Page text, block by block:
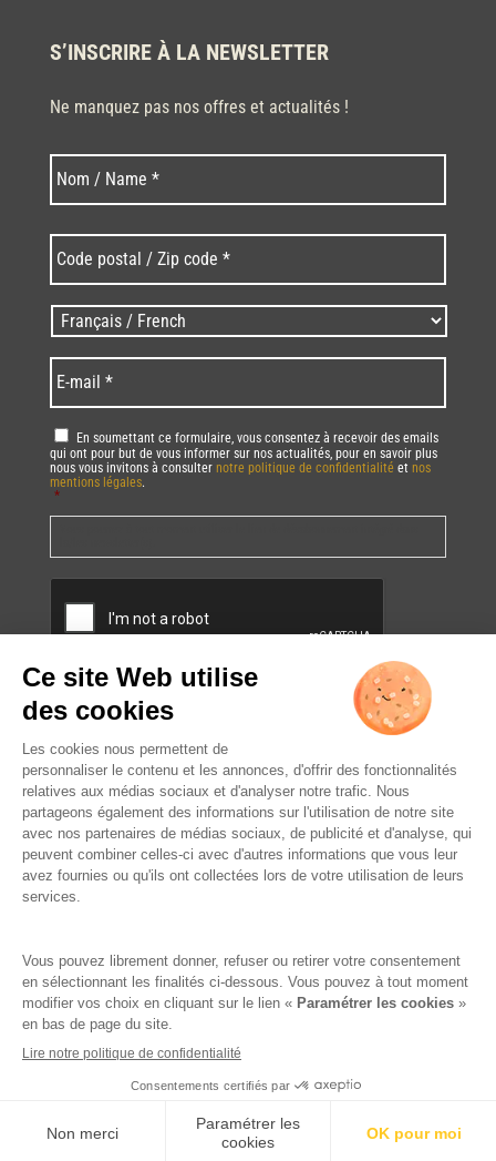
S’INSCRIRE À LA NEWSLETTER
Ne manquez pas nos offres et actualités !
Nom * Nom
postal
/
Zip
code
* *
Langues
/
Language *
mail *
RGPD *
En soumettant ce formulaire, vous consentez à recevoir des emails
qui ont pour but de vous informer sur nos actualités, pour en savoir plus
nous vous invitons à consulter notre politique de confidentialité et nos
mentions légales.
*
MODÉRATION.
Famille Lafage
RGPD – Politique de confidentialité
Réalisation par AttrapTemps